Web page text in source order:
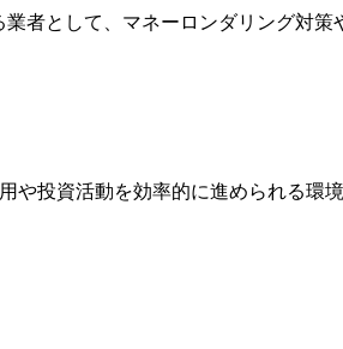
者として、マネーロンダリング対策
や投資活動を効率的に進められる環